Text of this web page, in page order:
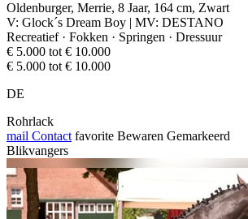
Oldenburger, Merrie, 8 Jaar, 164 cm, Zwart
V: Glock´s Dream Boy | MV: DESTANO
Recreatief · Fokken · Springen · Dressuur
€ 5.000 tot € 10.000
€ 5.000 tot € 10.000
DE
Rohrlack
mail Contact favorite Bewaren Gemarkeerd
Blikvangers